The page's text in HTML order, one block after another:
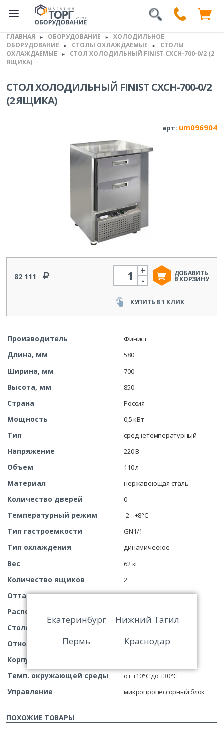
ГЛАВНАЯ ► ОБОРУДОВАНИЕ ►
ХОЛОДИЛЬНОЕ
ОБОРУДОВАНИЕ
► СТОЛЫ ОХЛАЖДАЕМЫЕ ►
СТОЛЫ
ОХЛАЖДАЕМЫЕ
►
СТОЛ ХОЛОДИЛЬНЫЙ FINIST СХСН-700-0/2 (2
ЯЩИКА)
СТОЛ ХОЛОДИЛЬНЫЙ FINIST СХСН-700-0/2
(2 ЯЩИКА)
арт: um096904
82 111
Количество
-
+ ДОБАВИТЬ
В КОРЗИНУ
КУПИТЬ В 1 КЛИК
Производитель Финист
Длина, мм 580
Ширина, мм 700
Высота, мм 850
Страна Россия
Мощность 0,5 кВт
Тип среднетемпературный
Напряжение 220 В
Объем 110 л
Материал нержавеющая сталь
Количество дверей 0
Температурный режим -2…+8°C
Тип гастроемкости GN1/1
Тип охлаждения динамическое
Вес 62 кг
Количество ящиков 2
Оттаивание автоматическое
Расположение агрегата
Столешница
Относительная влажность 60%
Корпус
Темп. окружающей среды от +10°С до +30°С
Управление микропроцессорный блок
ПОХОЖИЕ ТОВАРЫ
Екатеринбург
Нижний Тагил
Пермь
Краснодар